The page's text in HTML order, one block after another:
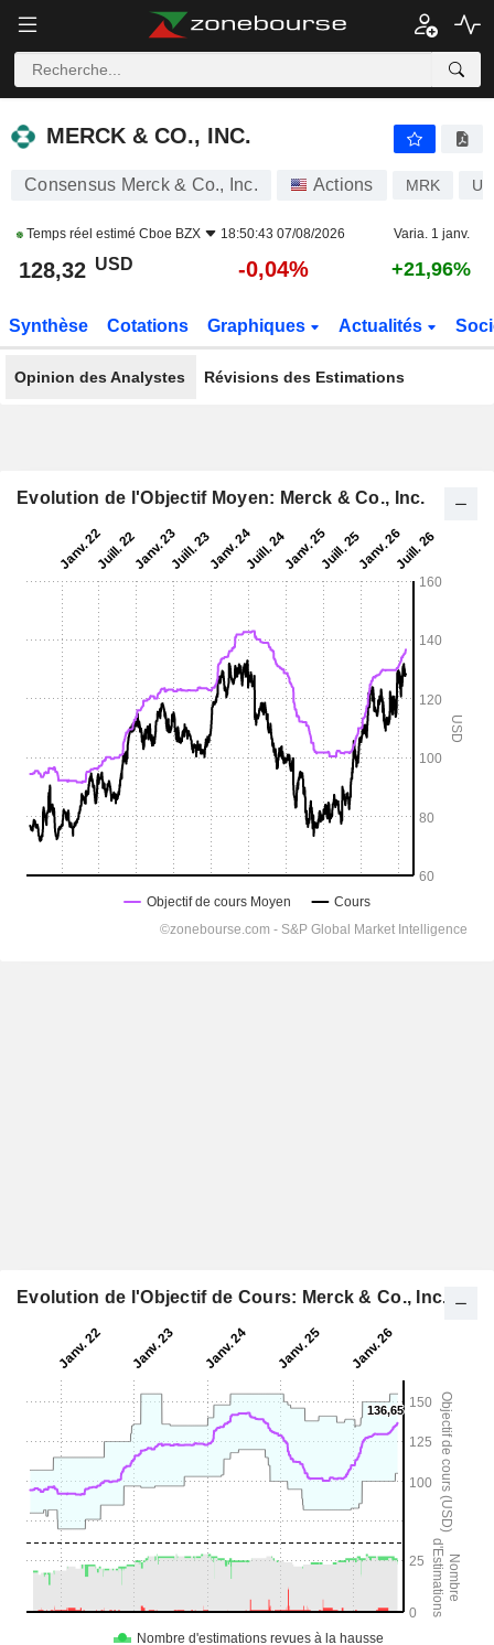
MERCK & CO., INC.
MERCK & CO., INC.
Consensus Merck & Co., Inc. Actions MRK
Temps réel estimé Cboe BZX 18:50:43 07/08/2026 Varia. 1 janv.
128,32 USD -0,04% +21,96%
Synthèse Cotations Graphiques Actualités
Opinion des Analystes Révisions des Estimations
Evolution de l'Objectif Moyen: Merck & Co., Inc.
Evolution de l'Objectif de Cours: Merck & Co., Inc.